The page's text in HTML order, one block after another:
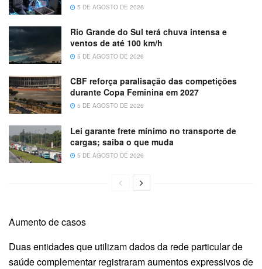
5 DE AGOSTO DE 2026
Rio Grande do Sul terá chuva intensa e
ventos de até 100 km/h
5 DE AGOSTO DE 2026
CBF reforça paralisação das competições
durante Copa Feminina em 2027
5 DE AGOSTO DE 2026
Lei garante frete mínimo no transporte de
cargas; saiba o que muda
5 DE AGOSTO DE 2026
Aumento de casos
Duas entidades que utilizam dados da rede particular de
saúde complementar registraram aumentos expressivos de